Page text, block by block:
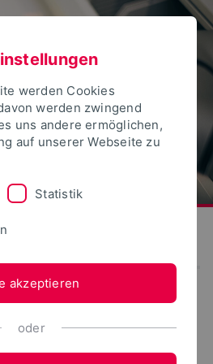
Ostwestfalen-Lippe
Praxis
Praxis
werden Cookies
werden zwingend
uns andere ermöglichen,
auf unserer Webseite zu
Statistik
akzeptieren
oder